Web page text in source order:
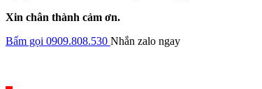
Xin chân thành cảm ơn.
Bấm gọi 0909.808.530 Nhắn zalo ngay